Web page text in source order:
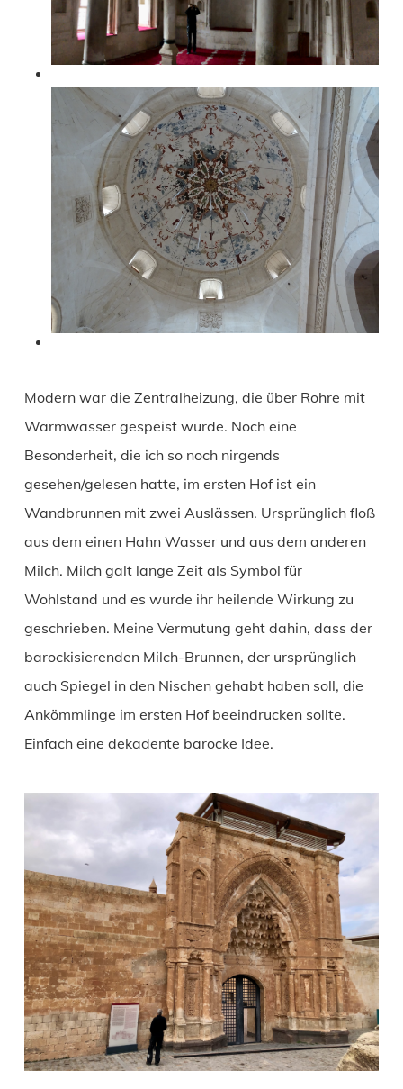
Modern war die Zentralheizung, die über Rohre mit
Warmwasser gespeist wurde. Noch eine
Besonderheit, die ich so noch nirgends
gesehen/gelesen hatte, im ersten Hof ist ein
Wandbrunnen mit zwei Auslässen. Ursprünglich floß
aus dem einen Hahn Wasser und aus dem anderen
Milch. Milch galt lange Zeit als Symbol für
Wohlstand und es wurde ihr heilende Wirkung zu
geschrieben. Meine Vermutung geht dahin, dass der
barockisierenden Milch-Brunnen, der ursprünglich
auch Spiegel in den Nischen gehabt haben soll, die
Ankömmlinge im ersten Hof beeindrucken sollte.
Einfach eine dekadente barocke Idee.